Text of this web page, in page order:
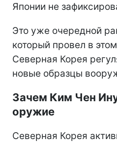
Японии не
Это уже очередной
который провел в
Северная Корея
новые образцы
Зачем Ким Чен
оружие
Северная Корея